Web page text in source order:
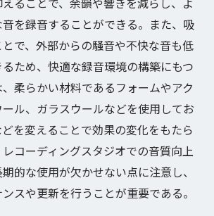
を録音することができる。また、吸
で、外部からの騒音や不快な音も低
ため、快適な録音環境の構築にもつ
柔らかい材料であるフォームやアク
ル、ガラスウールなどを使用してお
を変えることで効果の変化をもたら
コーディングスタジオでの音質向上
的な使用が欠かせない点に注意し、
スや更新を行うことが重要である。